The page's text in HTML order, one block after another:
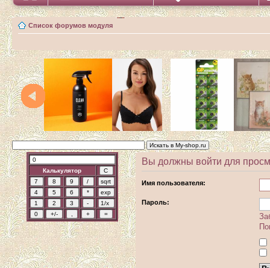
Список форумов модуля
Калькулятор
Вы должны войти для
Имя пользователя:
Пароль: